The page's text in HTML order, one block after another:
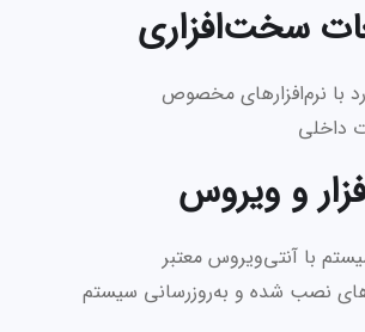
سخت‌افزاری
با نرم‌افزارهای مخصوص
داخلی
و ویروس
با آنتی‌ویروس معتبر
نصب شده و به‌روزرسانی سیستم